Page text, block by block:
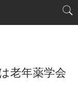
老年薬学会